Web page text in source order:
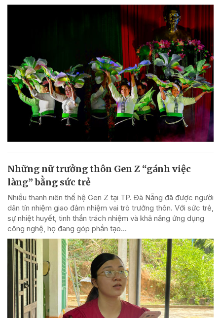
Những nữ trưởng thôn Gen Z “gánh việc
làng” bằng sức trẻ
Nhiều thanh niên thế hệ Gen Z tại TP. Đà Nẵng đã được người
dân tín nhiệm giao đảm nhiệm vai trò trưởng thôn. Với sức trẻ,
sự nhiệt huyết, tinh thần trách nhiệm và khả năng ứng dụng
công nghệ, họ đang góp phần tạo...